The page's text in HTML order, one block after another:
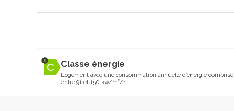
Classe énergie
Logement avec une consommation annuelle d’énergie comprise
entre 91 et 150 kw/m²/h